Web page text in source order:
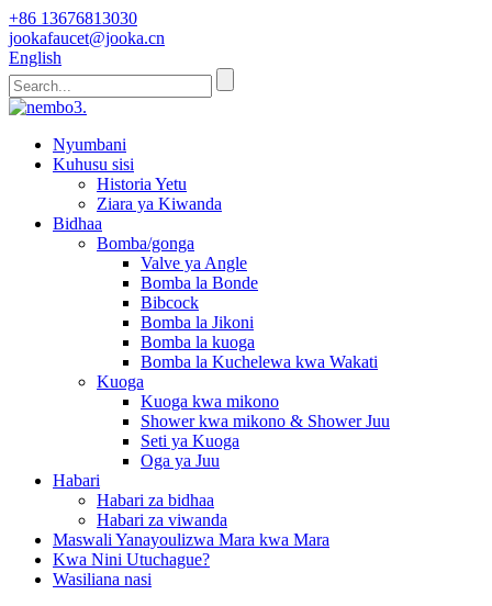
+86 13676813030
jookafaucet@jooka.cn
English
Nyumbani
Kuhusu sisi
Historia Yetu
Ziara ya Kiwanda
Bidhaa
Bomba/gonga
Valve ya Angle
Bomba la Bonde
Bibcock
Bomba la Jikoni
Bomba la kuoga
Bomba la Kuchelewa kwa Wakati
Kuoga
Kuoga kwa mikono
Shower kwa mikono & Shower Juu
Seti ya Kuoga
Oga ya Juu
Habari
Habari za bidhaa
Habari za viwanda
Maswali Yanayoulizwa Mara kwa Mara
Kwa Nini Utuchague?
Wasiliana nasi